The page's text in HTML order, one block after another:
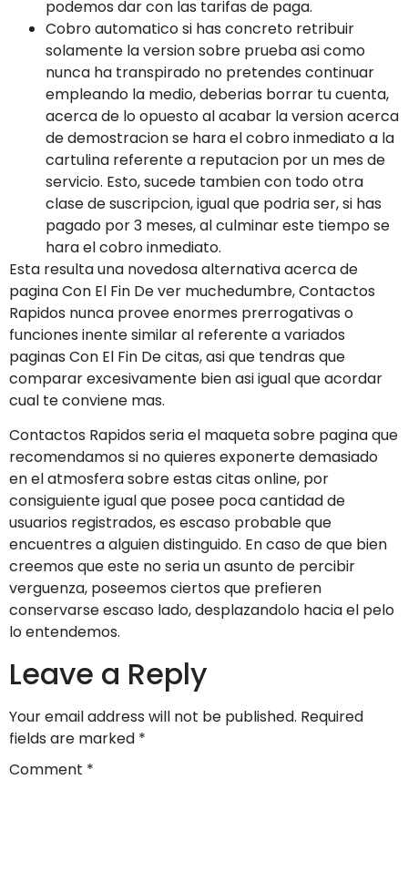
podemos dar con las tarifas de paga.
Cobro automatico si has concreto retribuir
solamente la version sobre prueba asi­ como
nunca ha transpirado no pretendes continuar
empleando la medio, deberias borrar tu cuenta,
acerca de lo opuesto al acabar la version acerca
de demostracion se hara el cobro inmediato a la
cartulina referente a reputacion por un mes de
servicio. Esto, sucede tambien con todo otra
clase de suscripcion, igual que podria ser, si has
pagado por 3 meses, al culminar este tiempo se
hara el cobro inmediato.
Esta resulta una novedosa alternativa acerca de
pagina Con El Fin De ver muchedumbre, Contactos
Rapidos nunca provee enormes prerrogativas o
funciones inente similar al referente a variados
paginas Con El Fin De citas, asi que tendras que
comparar excesivamente bien asi igual que acordar
cual te conviene mas.
Contactos Rapidos seria el maqueta sobre pagina que
recomendamos si no quieres exponerte demasiado
en el atmosfera sobre estas citas online, por
consiguiente igual que posee poca cantidad de
usuarios registrados, es escaso probable que
encuentres a alguien distinguido. En caso de que bien
creemos que este no seria un asunto de percibir
verguenza, poseemos ciertos que prefieren
conservarse escaso lado, desplazandolo hacia el pelo
lo entendemos.
Leave a Reply
Your email address will not be published. Required
fields are marked *
Comment *